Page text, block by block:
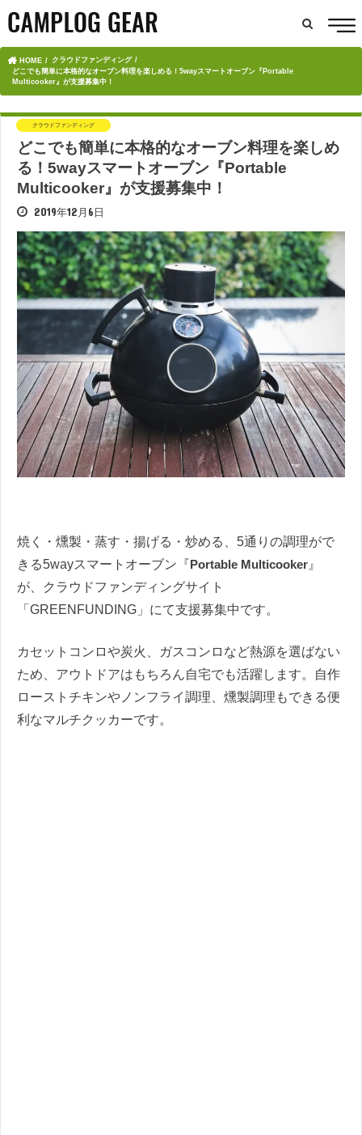
HOME
クラウドファンディング
どこでも簡単に本格的なオーブン料理を楽しめる！5wayスマートオーブン『Portable
Multicooker』が支援募集中！
クラウドファンディング
どこでも簡単に本格的なオーブン料理を楽しめ
る！5wayスマートオーブン『Portable
Multicooker』が支援募集中！
2019年12月6日
焼く・燻製・蒸す・揚げる・炒める、5通りの調理がで
きる5wayスマートオーブン『Portable Multicooker 』
が、クラウドファンディングサイト
「GREENFUNDING」にて支援募集中です。
カセットコンロや炭火、ガスコンロなど熱源を選ばない
ため、アウトドアはもちろん自宅でも活躍します。自作
ローストチキンやノンフライ調理、燻製調理もできる便
利なマルチクッカーです。